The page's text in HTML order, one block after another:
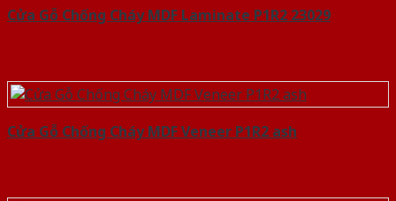
Cửa Gỗ Chống Cháy MDF Laminate P1R2 23029
Cửa Gỗ Chống Cháy MDF Veneer P1R2 ash